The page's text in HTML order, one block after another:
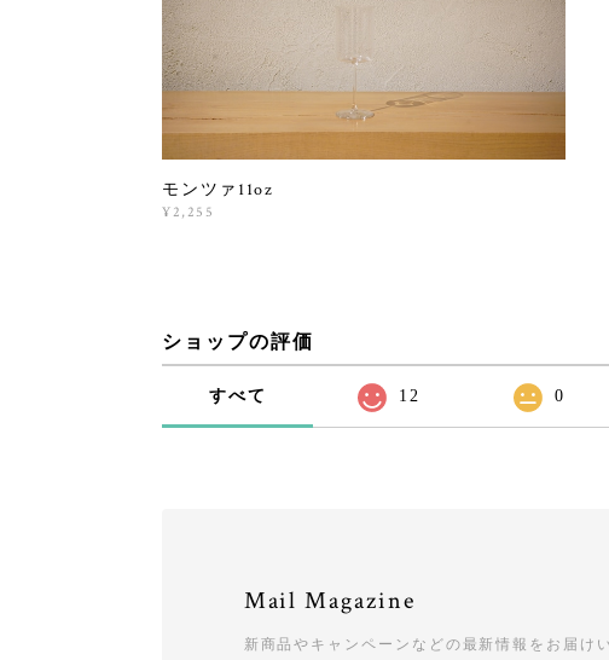
モンツァ11oz
¥2,255
ショップの評価
すべて 12 0
Mail Magazine
新商品やキャンペーンなどの最新情報をお届け